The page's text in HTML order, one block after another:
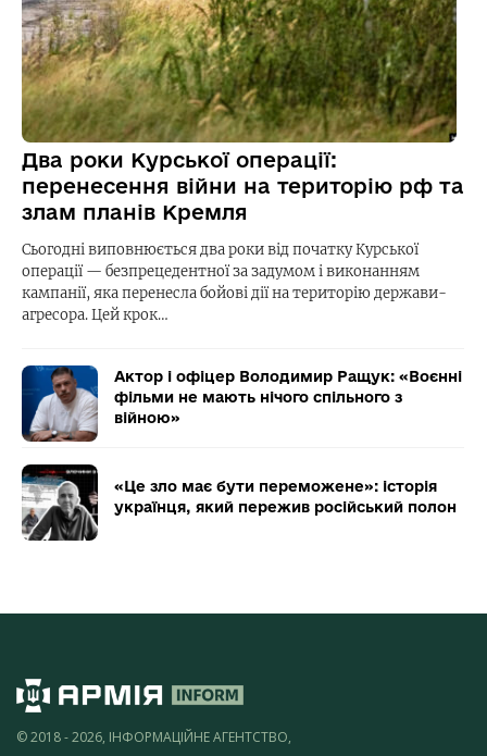
Два роки Курської операції:
перенесення війни на територію рф та
злам планів Кремля
Сьогодні виповнюється два роки від початку Курської
операції — безпрецедентної за задумом і виконанням
кампанії, яка перенесла бойові дії на територію держави-
агресора. Цей крок…
Актор і офіцер Володимир Ращук: «Воєнні
фільми не мають нічого спільного з
війною»
«Це зло має бути переможене»: історія
українця, який пережив російський полон
© 2018 - 2026, ІНФОРМАЦІЙНЕ АГЕНТСТВО,